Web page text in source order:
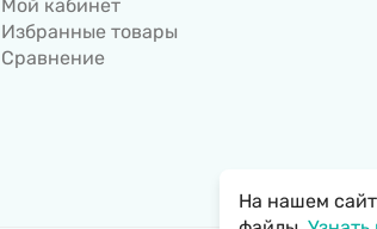
Мой кабинет
Избранные товары
Сравнение
На нашем